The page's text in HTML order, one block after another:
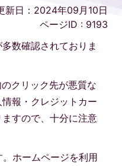
新日：2024年09月10日
ページID : 9193
数確認されておりま
クリック先が悪質な
報・クレジットカー
すので、十分に注意
ホームページを利用